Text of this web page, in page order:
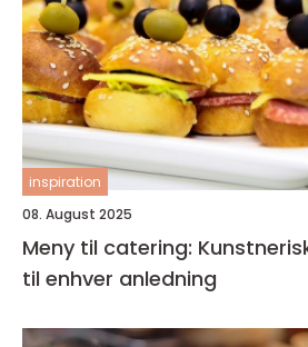
inspiration
08. August 2025
Meny til catering:
til enhver anledning